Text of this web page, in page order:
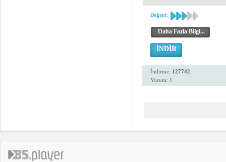
Beğeni:
Daha Fazla Bilgi...
İNDİR
İndirme: 127742
Yorum: 1